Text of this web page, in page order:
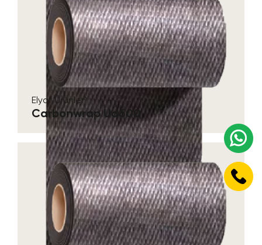
Elyaf Ürünleri
Carbonwrap Ud600